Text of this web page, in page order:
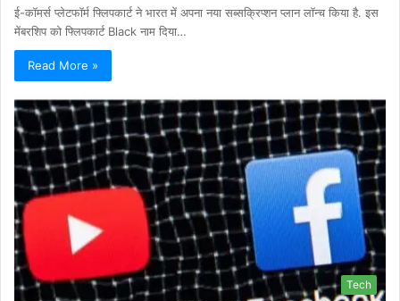
ई-कॉमर्स प्लेटफॉर्म फ्लिपकार्ट ने भारत में अपना नया सब्सक्रिप्शन प्लान लॉन्च किया है. इस
मेंबरशिप को फ्लिपकार्ट Black नाम दिया…
Read More »
Tech